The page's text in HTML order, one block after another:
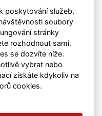
poskytování služeb,
soubory
stránky
rozhodnout sami.
se dozvíte níže.
vybrat nebo
získáte kdykoliv na
cookies.